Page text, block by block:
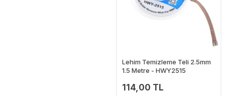
Lehim Temizleme Teli 2.5mm
1.5 Metre - HWY2515
114,00 TL